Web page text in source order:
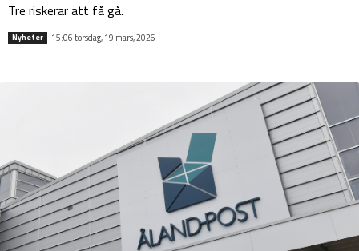
Tre riskerar att få gå.
Nyheter 15:06 torsdag, 19 mars, 2026